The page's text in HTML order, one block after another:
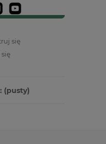
się
(pusty)